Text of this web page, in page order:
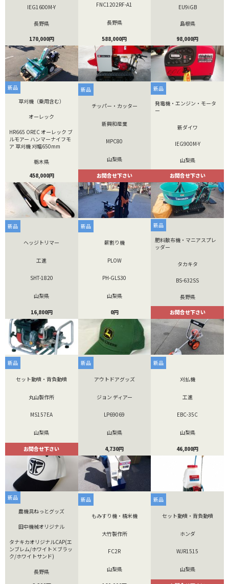
IEG1600M-Y
長野県
170,000円
FNC1202RF-A1
長野県
588,000円
EU9iGB
島根県
98,000円
新品
草刈機（乗用含む）
オーレック
HR665 OREC オーレック ブ
ルモアー ハンマーナイフモ
ア 草刈機 刈幅650mm
栃木県
458,000円
新品
チッパー・カッター
新興和産業
MPC80
山梨県
お問合せ下さい
新品
発電機・エンジン・モータ
ー
新ダイワ
IEG900M-Y
山梨県
お問合せ下さい
新品
ヘッジトリマー
工進
SHT-1820
山梨県
16,800円
新品
薪割り機
PLOW
PH-GLS30
山梨県
0円
新品
肥料散布機・マニアスプレ
ッダー
タカキタ
BS-632SS
長野県
お問合せ下さい
新品
セット動噴・背負動噴
丸山製作所
MS157EA
山梨県
お問合せ下さい
新品
アウトドアグッズ
ジョン ディアー
LP69069
山梨県
4,730円
新品
刈払機
工進
EBC-35C
山梨県
46,800円
新品
農機具ねっとグッズ
田中機械オリジナル
タナキカオリジナルCAP(エ
ンブレム/ホワイト×ブラッ
ク/ホワイトサンド)
長野県
新品
もみすり機・精米機
大竹製作所
FC2R
山梨県
新品
セット動噴・背負動噴
ホンダ
WJR1515
山梨県